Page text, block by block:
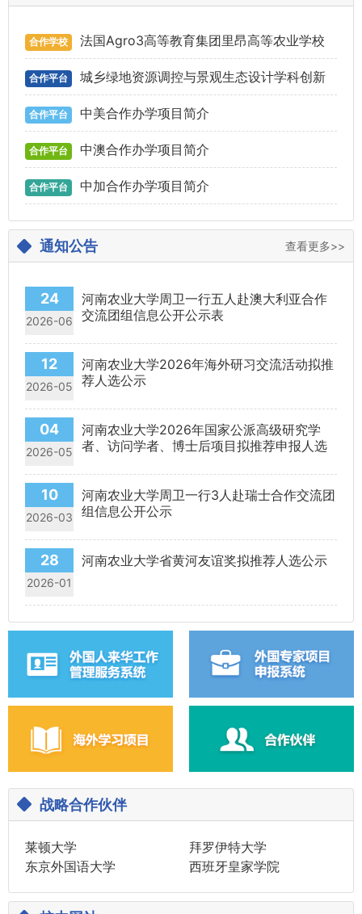
合作学校 法国Agro3高等教育集团里昂高等农业学校
2022年线上暑期学校招生简章 - France Agro3 Isara
2022 Online International Summer School - FOOD
HERITAGE
合作平台 城乡绿地资源调控与景观生态设计学科创新
引智基地介绍
合作平台 中美合作办学项目简介
合作平台 中澳合作办学项目简介
合作平台 中加合作办学项目简介
通知公告 查看更多>>
24
2026-06
河南农业大学周卫一行五人赴澳大利亚合作
交流团组信息公开公示表
12
2026-05
河南农业大学2026年海外研习交流活动拟推
荐人选公示
04
2026-05
河南农业大学2026年国家公派高级研究学
者、访问学者、博士后项目拟推荐申报人选
10
2026-03
河南农业大学周卫一行3人赴瑞士合作交流团
组信息公开公示
28
2026-01
河南农业大学省黄河友谊奖拟推荐人选公示
战略合作伙伴
莱顿大学
拜罗伊特大学
东京外国语大学
西班牙皇家学院